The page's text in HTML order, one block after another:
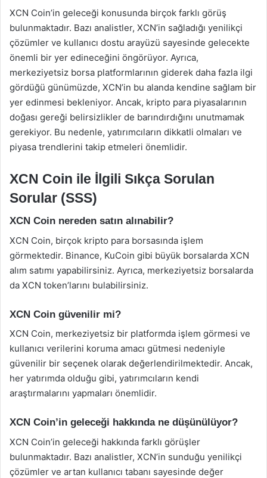
XCN Coin’in geleceği konusunda birçok farklı görüş
bulunmaktadır. Bazı analistler, XCN’in sağladığı yenilikçi
çözümler ve kullanıcı dostu arayüzü sayesinde gelecekte
önemli bir yer edineceğini öngörüyor. Ayrıca,
merkeziyetsiz borsa platformlarının giderek daha fazla ilgi
gördüğü günümüzde, XCN’in bu alanda kendine sağlam bir
yer edinmesi bekleniyor. Ancak, kripto para piyasalarının
doğası gereği belirsizlikler de barındırdığını unutmamak
gerekiyor. Bu nedenle, yatırımcıların dikkatli olmaları ve
piyasa trendlerini takip etmeleri önemlidir.
XCN Coin ile İlgili Sıkça Sorulan
Sorular (SSS)
XCN Coin nereden satın alınabilir?
XCN Coin, birçok kripto para borsasında işlem
görmektedir. Binance, KuCoin gibi büyük borsalarda XCN
alım satımı yapabilirsiniz. Ayrıca, merkeziyetsiz borsalarda
da XCN token’larını bulabilirsiniz.
XCN Coin güvenilir mi?
XCN Coin, merkeziyetsiz bir platformda işlem görmesi ve
kullanıcı verilerini koruma amacı gütmesi nedeniyle
güvenilir bir seçenek olarak değerlendirilmektedir. Ancak,
her yatırımda olduğu gibi, yatırımcıların kendi
araştırmalarını yapmaları önemlidir.
XCN Coin’in geleceği hakkında ne düşünülüyor?
XCN Coin’in geleceği hakkında farklı görüşler
bulunmaktadır. Bazı analistler, XCN’in sunduğu yenilikçi
çözümler ve artan kullanıcı tabanı sayesinde değer